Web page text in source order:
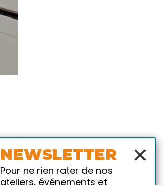
×
NEWSLETTER
Pour ne rien rater de nos
ateliers, événements et